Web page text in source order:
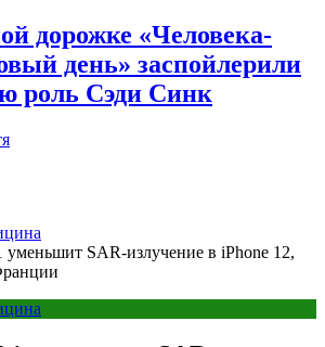
дорожке «Человека-
день» заспойлерили
роль Сэди Синк
уменьшит SAR-излучение в iPhone 12,